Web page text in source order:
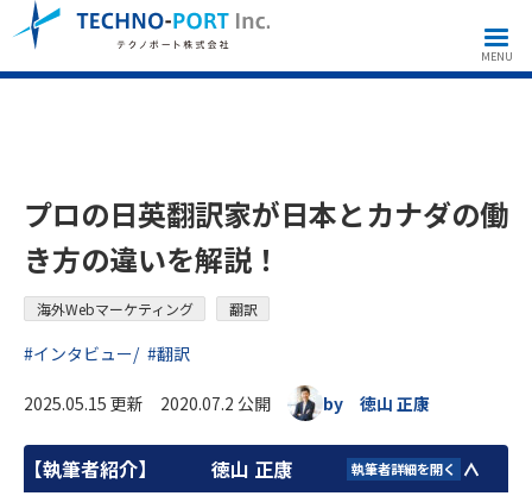
MENU
海外向けマーケティング 海外Webマーケティング
プロの日英翻訳家が日本とカナダの働
き方の違いを解説！
海外Webマーケティング 翻訳
#インタビュー #翻訳
2025.05.15 更新 2020.07.2 公開 by 徳山 正康
【執筆者紹介】 徳山 正康 執筆者詳細を開く